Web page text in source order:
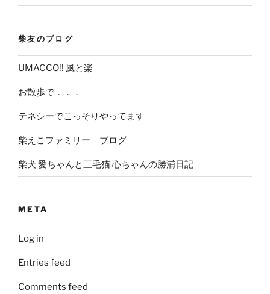
柴友のブログ
UMACCO!! 風と楽
お散歩で．．．
テネシーでこっそりやってます
柴えこファミリー ブログ
柴犬 愛ちゃんと三毛猫 心ちゃんの勝浦日記
META
Log in
Entries feed
Comments feed